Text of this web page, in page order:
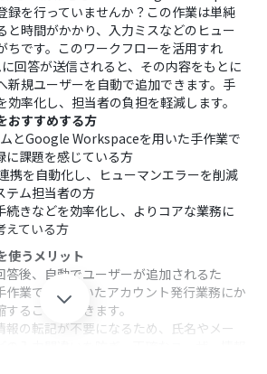
録を行っていませんか？この作業は単純
と時間がかかり、入力ミスなどのヒュー
ちです。このワークフローを活用すれ
回答が送信されると、その内容をもとに
規ユーザーを自動で追加できます。手
率化し、担当者の負担を軽減します。
おすすめする方
とGoogle Workspaceを用いた手作業で
に課題を感じている方
携を自動化し、ヒューマンエラーを削減
テム担当者の方
続きなどを効率化し、よりコアな業務に
えている方
使うメリット
答後、自動でユーザーが追加されるた
作業で行っていたアカウント発行業務にか
ることができます。
報の転記が不要になるため、氏名やメー